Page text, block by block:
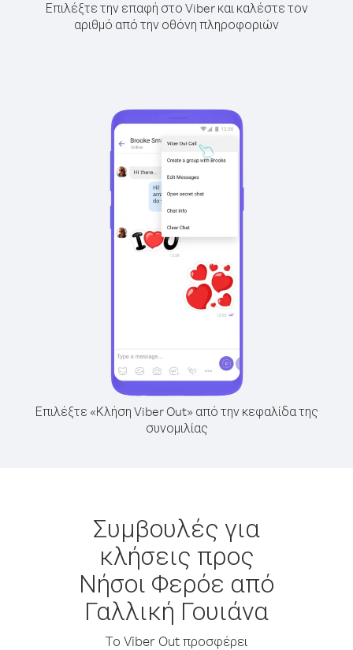
Επιλέξτε την επαφή στο Viber και καλέστε τον
αριθμό από την οθόνη πληροφοριών
Επιλέξτε «Κλήση Viber Out» από την κεφαλίδα της
συνομιλίας
Συμβουλές για
κλήσεις προς
Νήσοι Φερόε από
Γαλλική Γουιάνα
Το Viber Out προσφέρει